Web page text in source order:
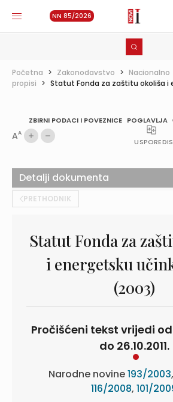
NN 85/2026
Početna > Zakonodavstvo > Nacionalno
propisi > Statut Fonda za zaštitu okoliša i
ZBIRNI PODACI I POVEZNICE POGLAVLJA
AA
USPOREDI
PRETHODNIK
Statut Fonda za
i energetsku
(2003)
Pročišćeni tekst vrijedi
do 26.10.2011.
Narodne novine193/2003,
116/2008, 101/
Detalji dokumenta